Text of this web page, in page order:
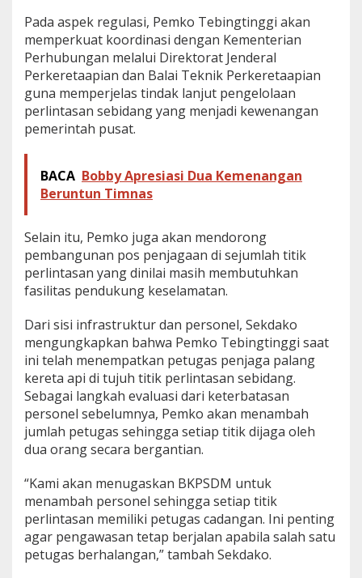
i
n
t
a
s
a
n
S
d
a
K
e
r
e
A
p
i
Pada aspek regulasi, Pemko Tebingtinggi akan
memperkuat koordinasi dengan Kementerian
Perhubungan melalui Direktorat Jenderal
Perkeretaapian dan Balai Teknik Perkeretaapian
guna memperjelas tindak lanjut pengelolaan
perlintasan sebidang yang menjadi kewenangan
pemerintah pusat.
BACA Bobby Apresiasi Dua Kemenangan
Beruntun Timnas
Selain itu, Pemko juga akan mendorong
pembangunan pos penjagaan di sejumlah titik
perlintasan yang dinilai masih membutuhkan
fasilitas pendukung keselamatan.
Dari sisi infrastruktur dan personel, Sekdako
mengungkapkan bahwa Pemko Tebingtinggi saat
ini telah menempatkan petugas penjaga palang
kereta api di tujuh titik perlintasan sebidang.
Sebagai langkah evaluasi dari keterbatasan
personel sebelumnya, Pemko akan menambah
jumlah petugas sehingga setiap titik dijaga oleh
dua orang secara bergantian.
“Kami akan menugaskan BKPSDM untuk
menambah personel sehingga setiap titik
perlintasan memiliki petugas cadangan. Ini penting
agar pengawasan tetap berjalan apabila salah satu
petugas berhalangan,” tambah Sekdako.